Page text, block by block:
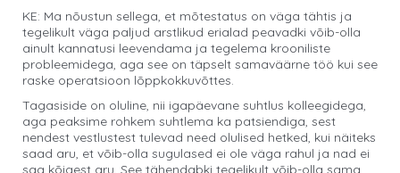
KE: Ma nõustun sellega, et mõtestatus on väga tähtis ja
tegelikult väga paljud arstlikud erialad peavadki võib-olla
ainult kannatusi leevendama ja tegelema krooniliste
probleemidega, aga see on täpselt samaväärne töö kui see
raske operatsioon lõppkokkuvõttes.
Tagasiside on oluline, nii igapäevane suhtlus kolleegidega,
aga peaksime rohkem suhtlema ka patsiendiga, sest
nendest vestlustest tulevad need olulised hetked, kui näiteks
saad aru, et võib-olla sugulased ei ole väga rahul ja nad ei
saa kõigest aru. See tähendabki tegelikult võib-olla sama